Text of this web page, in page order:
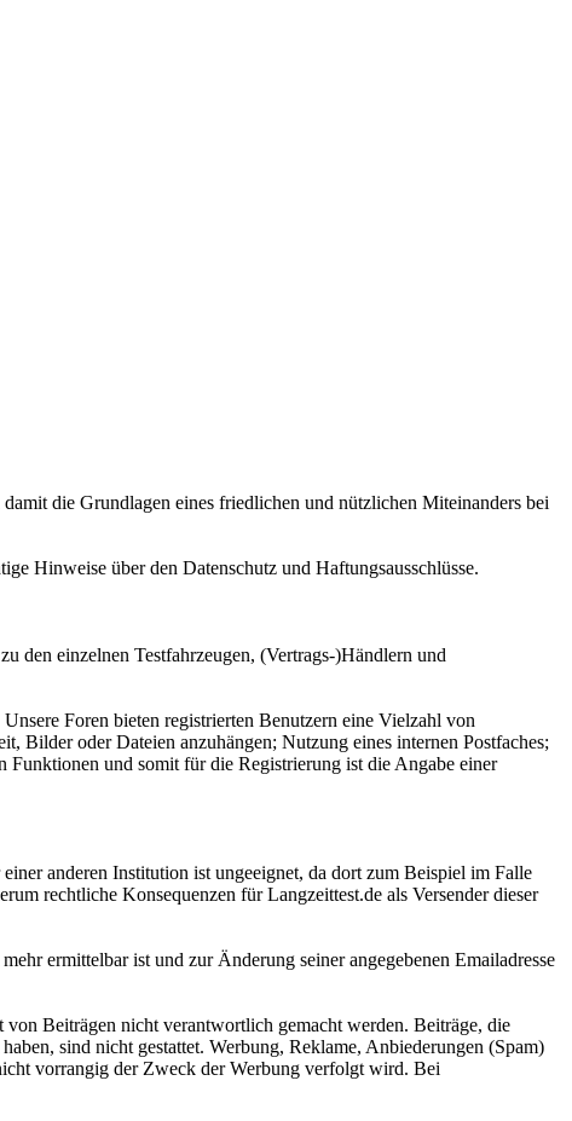
die Grundlagen eines friedlichen und nützlichen Miteinanders bei
Hinweise über den Datenschutz und Haftungsausschlüsse.
den einzelnen Testfahrzeugen, (Vertrags-)Händlern und
Foren bieten registrierten Benutzern eine Vielzahl von
Bilder oder Dateien anzuhängen; Nutzung eines internen Postfaches;
und somit für die Registrierung ist die Angabe einer
anderen Institution ist ungeeignet, da dort zum Beispiel im Falle
rechtliche Konsequenzen für Langzeittest.de als Versender dieser
ermittelbar ist und zur Änderung seiner angegebenen Emailadresse
Beiträgen nicht verantwortlich gemacht werden. Beiträge, die
sind nicht gestattet. Werbung, Reklame, Anbiederungen (Spam)
vorrangig der Zweck der Werbung verfolgt wird. Bei